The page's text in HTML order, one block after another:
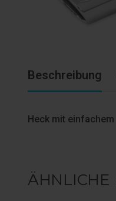
Beschreibung
Heck mit einfachem
ÄHNLICHE